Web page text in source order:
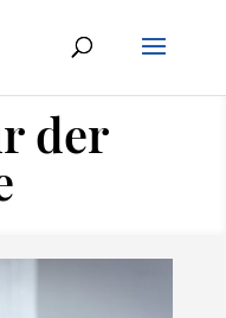
der